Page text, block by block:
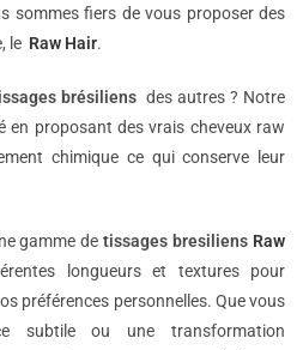
sommes fiers de vous proposer des
le Raw Hair.
brésiliens des autres ? Notre
en proposant des vrais cheveux raw
chimique ce qui conserve leur
gamme detissages bresiliens Raw
longueurs et textures pour
préférences personnelles. Que vous
subtile ou une transformation